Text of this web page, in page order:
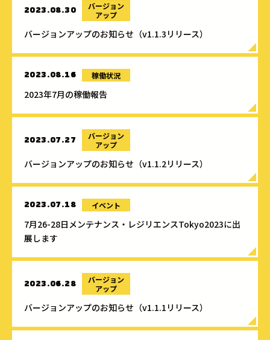
2023.08.30
バージョン
アップ
バージョンアップのお知らせ（v1.1.3リリース）
2023.08.16 稼働状況
2023年7月の稼働報告
2023.07.27
バージョン
アップ
バージョンアップのお知らせ（v1.1.2リリース）
2023.07.18 イベント
7月26-28日メンテナンス・レジリエンスTokyo2023に出
展します
2023.06.28
バージョン
アップ
バージョンアップのお知らせ（v1.1.1リリース）